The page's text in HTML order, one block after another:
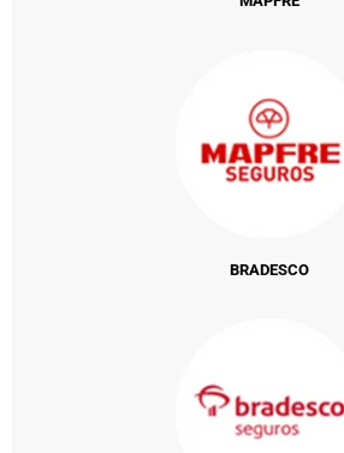
BRADESCO